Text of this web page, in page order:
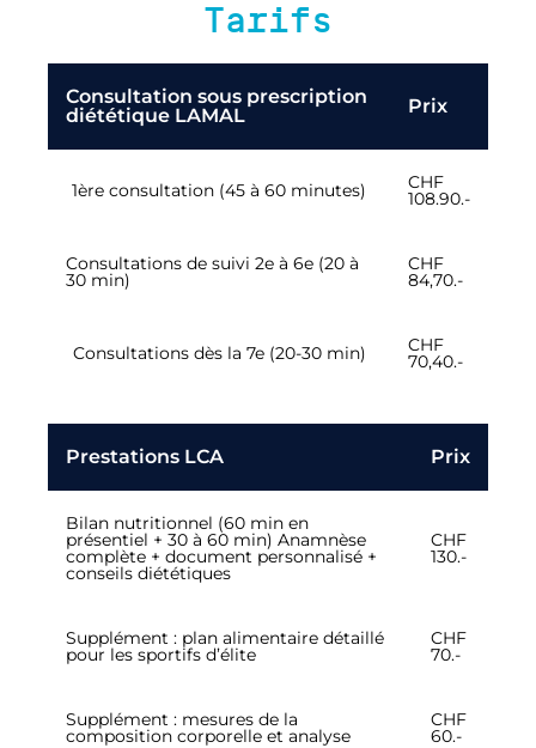
Tarifs
Consultation sous prescription
diététique LAMAL
Prix
1ère consultation (45 à 60 minutes) CHF
108.90.-
Consultations de suivi 2e à 6e (20 à
30 min)
CHF
84,70.-
Consultations dès la 7e (20-30 min) CHF
70,40.-
Prestations LCA Prix
Bilan nutritionnel (60 min en
présentiel + 30 à 60 min) Anamnèse
complète + document personnalisé +
conseils diététiques
CHF
130.-
Supplément : plan alimentaire détaillé
pour les sportifs d’élite
CHF
70.-
Supplément : mesures de la
composition corporelle et analyse
CHF
60.-